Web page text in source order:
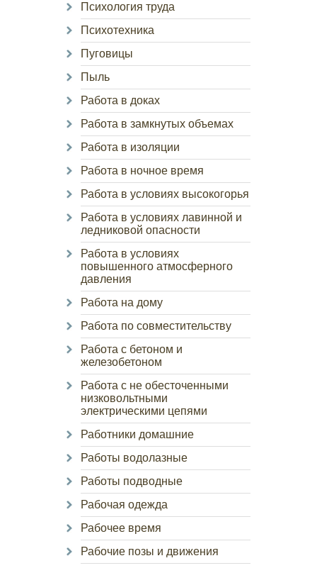
Психология труда
Психотехника
Пуговицы
Пыль
Работа в доках
Работа в замкнутых объемах
Работа в изоляции
Работа в ночное время
Работа в условиях высокогорья
Работа в условиях лавинной и
ледниковой опасности
Работа в условиях
повышенного атмосферного
давления
Работа на дому
Работа по совместительству
Работа с бетоном и
железобетоном
Работа с не обесточенными
низковольтными
электрическими цепями
Работники домашние
Работы водолазные
Работы подводные
Рабочая одежда
Рабочее время
Рабочие позы и движения